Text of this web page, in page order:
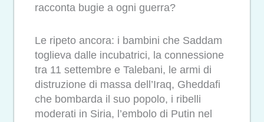
racconta bugie a ogni guerra?
Le ripeto ancora: i bambini che Saddam
toglieva dalle incubatrici, la connessione
tra 11 settembre e Talebani, le armi di
distruzione di massa dell’Iraq, Gheddafi
che bombarda il suo popolo, i ribelli
moderati in Siria, l’embolo di Putin nel